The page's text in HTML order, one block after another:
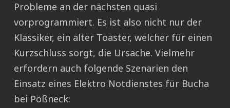
Probleme an der nächsten quasi
vorprogrammiert. Es ist also nicht nur der
Klassiker, ein alter Toaster, welcher für einen
Kurzschluss sorgt, die Ursache. Vielmehr
erfordern auch folgende Szenarien den
Einsatz eines Elektro Notdienstes für Bucha
bei Pößneck: